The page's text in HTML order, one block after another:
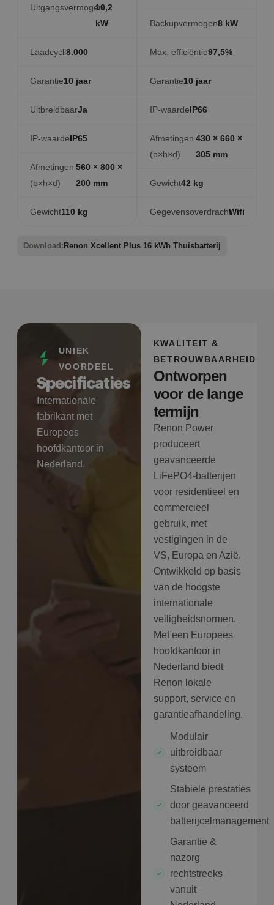
Uitgangsvermogen10,2
kW
Laadcycli8.000
Garantie10 jaar
UitbreidbaarJa
IP-waardeIP65
Afmetingen
(b×h×d)
560 × 800 ×
200 mm
Gewicht110 kg
Backupvermogen8 kW
Max. efficiëntie97,5%
Garantie10 jaar
IP-waardeIP66
Afmetingen
(b×h×d)
430 × 660 ×
305 mm
Gewicht42 kg
GegevensoverdrachtWifi
Download: Renon Xcellent Plus 16 kWh Thuisbatterij
UNIEK
VOORDEEL
Specificaties
Internationale
fabrikant met
Europees
hoofdkantoor in
Nederland.
KWALITEIT &
BETROUWBAARHEID
Ontworpen
voor de lange
termijn
Renon Power
produceert
geavanceerde
LiFePO4-batterijen
voor residentieel en
commercieel
gebruik, met
vestigingen in de
VS, Europa en Azië.
Ontwikkeld op basis
van de hoogste
internationale
veiligheidsnormen.
Met een Europees
hoofdkantoor in
Nederland biedt
Renon lokale
support, service en
garantieafhandeling.
Modulair
uitbreidbaar
systeem
Stabiele prestaties
door geavanceerd
batterijcelmanagement
Garantie &
nazorg
rechtstreeks
vanuit